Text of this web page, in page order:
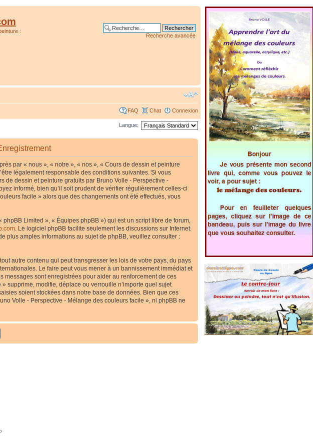
:
Recherche avancée
FAQ Chat Connexion
Langue:
par « nous », « notre », « nos », « Cours de dessin et peinture
légalement responsable des conditions suivantes. Si vous
de dessin et peinture gratuits par Bruno Volle - Perspective -
informé, bien qu’il soit prudent de vérifier régulièrement celles-ci
facile » alors que des changements ont été effectués, vous
Limited », « Équipes phpBB ») qui est un script libre de forum,
. Le logiciel phpBB facilite seulement les discussions sur Internet.
plus amples informations au sujet de phpBB, veuillez consulter :
autre contenu qui peut transgresser les lois de votre pays, du pays
Le faire peut vous mener à un bannissement immédiat et
messages sont enregistrées pour aider au renforcement de ces
supprime, modifie, déplace ou verrouille n’importe quel sujet
soient stockées dans notre base de données. Bien que ces
Volle - Perspective - Mélange des couleurs facile », ni phpBB ne